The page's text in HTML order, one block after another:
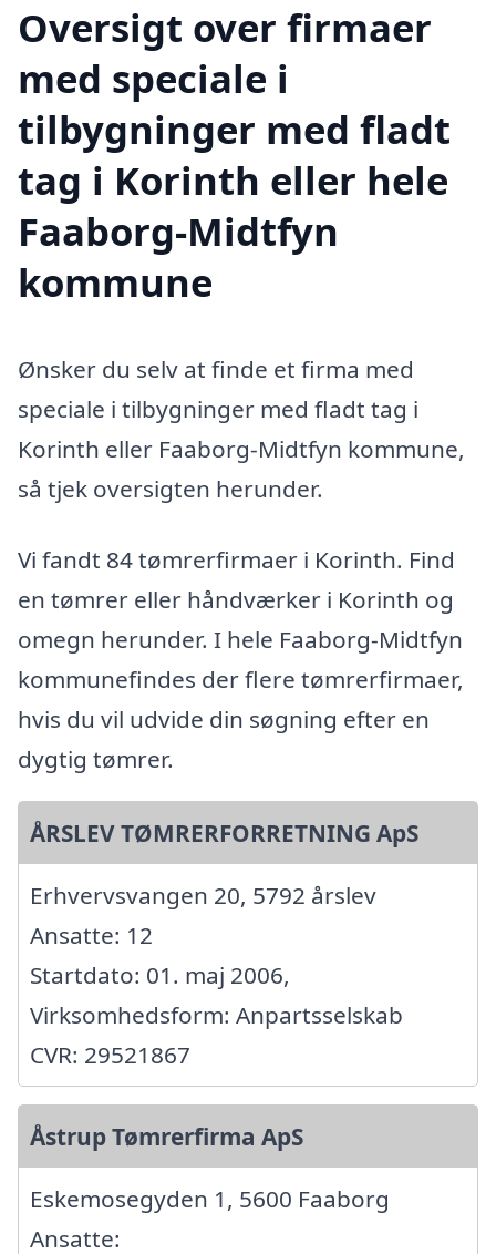
Oversigt over firmaer
med speciale i
tilbygninger med fladt
tag i Korinth eller hele
Faaborg-Midtfyn
kommune
Ønsker du selv at finde et firma med
speciale i tilbygninger med fladt tag i
Korinth eller Faaborg-Midtfyn kommune,
så tjek oversigten herunder.
Vi fandt 84 tømrerfirmaer i Korinth. Find
en tømrer eller håndværker i Korinth og
omegn herunder. I hele Faaborg-Midtfyn
kommunefindes der flere tømrerfirmaer,
hvis du vil udvide din søgning efter en
dygtig tømrer.
ÅRSLEV TØMRERFORRETNING ApS
Erhvervsvangen 20, 5792 årslev
Ansatte: 12
Startdato: 01. maj 2006,
Virksomhedsform: Anpartsselskab
CVR: 29521867
Åstrup Tømrerfirma ApS
Eskemosegyden 1, 5600 Faaborg
Ansatte: